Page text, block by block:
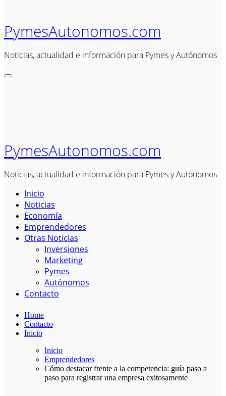
PymesAutonomos.com
Noticias, actualidad e información para Pymes y Autónomos
PymesAutonomos.com
Noticias, actualidad e información para Pymes y Autónomos
Inicio
Noticias
Economía
Emprendedores
Otras Noticias
Inversiones
Marketing
Pymes
Autónomos
Contacto
Home
Contacto
Inicio
Inicio
Emprendedores
Cómo destacar frente a la competencia: guía paso a
paso para registrar una empresa exitosamente